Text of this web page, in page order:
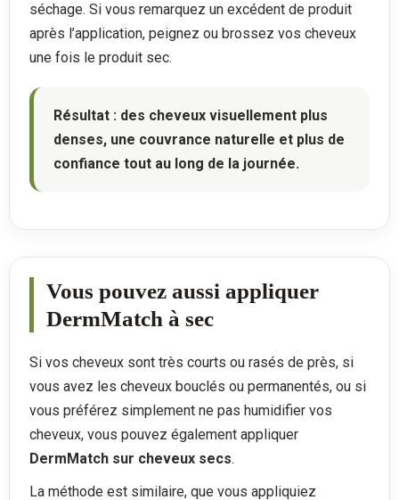
séchage. Si vous remarquez un excédent de produit
après l’application, peignez ou brossez vos cheveux
une fois le produit sec.
Résultat : des cheveux visuellement plus
denses, une couvrance naturelle et plus de
confiance tout au long de la journée.
Vous pouvez aussi appliquer
DermMatch à sec
Si vos cheveux sont très courts ou rasés de près, si
vous avez les cheveux bouclés ou permanentés, ou si
vous préférez simplement ne pas humidifier vos
cheveux, vous pouvez également appliquer
DermMatch sur cheveux secs.
La méthode est similaire, que vous appliquiez